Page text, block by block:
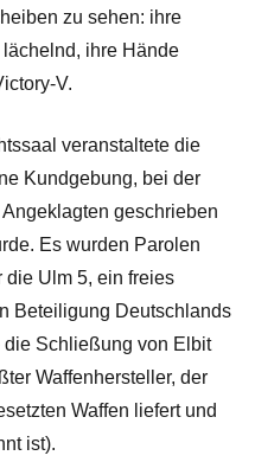
zu sehen: ihre
ihre Hände
V.
veranstaltete die
Kundgebung, bei der
geschrieben
Es wurden Parolen
die Ulm 5, ein freies
Beteiligung Deutschlands
Schließung von Elbit
Waffenhersteller, der
Waffen liefert und
ist).